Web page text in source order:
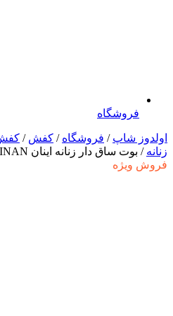
فروشگاه
اولدوز شاپ / فروشگاه / کفش /
زنانه / بوت ساق دار زنانه اینان INAN
فروش ویژه